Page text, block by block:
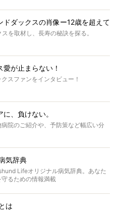
ドダックスの肖像ー12歳を超えて
を取材し、長寿の秘訣を探る。
愛が止まらない！
スファンをインタビュー！
に、負けない。
院のご紹介や、予防策など幅広い分
気辞典
Lifeオリジナル病気辞典。あなた
るための情報満載
は